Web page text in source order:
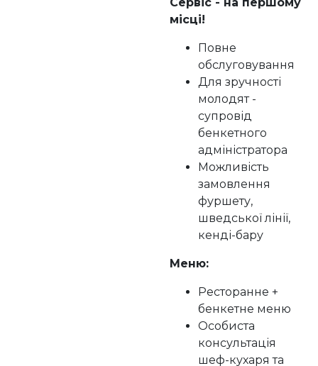
місці!
Повне
обслуговування
Для зручності
молодят -
супровід
бенкетного
адміністратора
Можливість
замовлення
фуршету,
шведської лінії,
кенді-бару
Меню:
Ресторанне +
бенкетне меню
Особиста
консультація
шеф-кухаря та